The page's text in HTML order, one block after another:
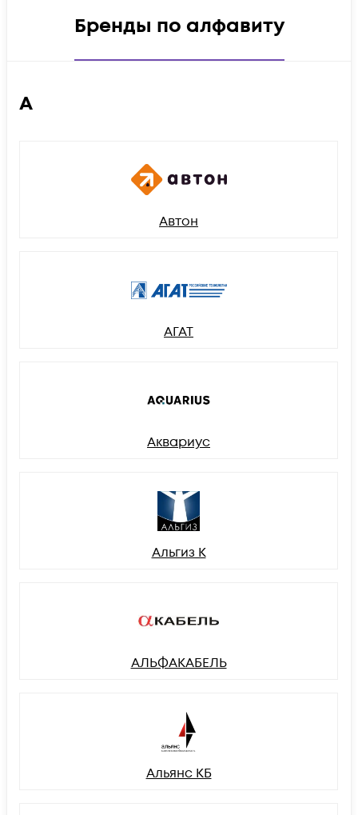
Бренды по алфавиту
А
Автон
АГАТ
Аквариус
Альгиз К
АЛЬФАКАБЕЛЬ
Альянс КБ